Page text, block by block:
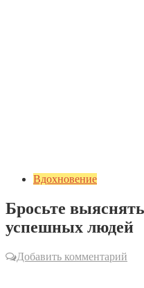
Вдохновение
Бросьте
успешных людей
Добавить комментарий